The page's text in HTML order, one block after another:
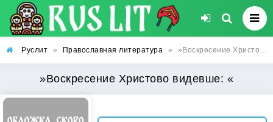
Руслит » Православная литература » »Воскресение Христово видевше: «
»Воскресение Христово видевше: «